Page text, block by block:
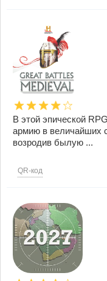
В этой эпической
армию в величайших
возродив былую ...
QR-код